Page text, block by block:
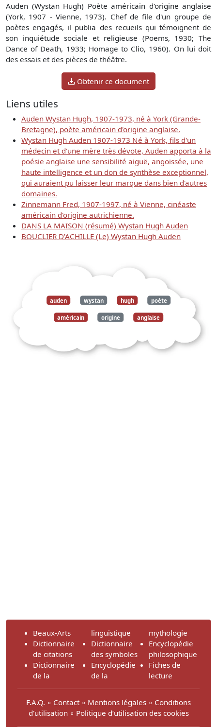
Auden (Wystan Hugh) Poète américain d'origine anglaise
(York, 1907 - Vienne, 1973). Chef de file d'un groupe de
poètes engagés, il publia des recueils qui témoignent de
son inquiétude sociale et religieuse (Poems, 1930; The
Dance of Death, 1933; Homage to Clio, 1960). On lui doit
des essais et des pièces de théâtre.
Obtenir ce document
Liens utiles
Auden Wystan Hugh, 1907-1973, né à York (Grande-
Bretagne), poète américain d'origine anglaise.
Wystan Hugh Auden 1907-1973 Né à York, fils d'un
médecin et d'une mère très dévote, Auden apporta à la
poésie anglaise une sensibilité aiguë, angoissée, une
haute intelligence et un don de synthèse exceptionnel,
qui auraient pu laisser leur marque dans bien d'autres
domaines.
Zinnemann Fred, 1907-1997, né à Vienne, cinéaste
américain d'origine autrichienne.
DANS LA MAISON (résumé) Wystan Hugh Auden
BOUCLIER D’ACHILLE (Le) Wystan Hugh Auden
auden wystan hugh poète
américain origine anglaise
Beaux-Arts
Dictionnaire
de citations
Dictionnaire
de la
linguistique
Dictionnaire
des symboles
Encyclopédie
de la
mythologie
Encyclopédie
philosophique
Fiches de
lecture
F.A.Q. ∘ Contact ∘ Mentions légales ∘ Conditions
d'utilisation∘ Politique d’utilisation des cookies